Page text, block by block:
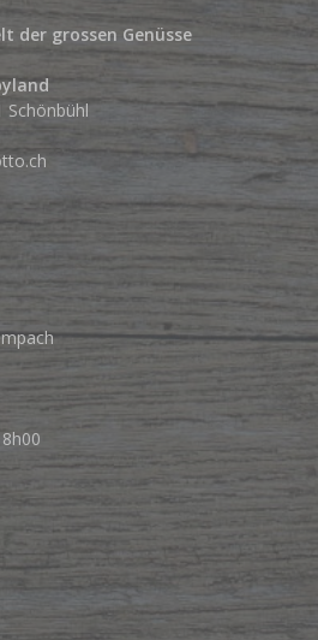
der grossen Genüsse
Schönbühl